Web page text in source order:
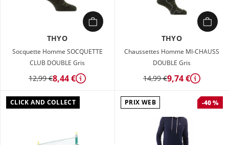
THYO
Socquette Homme SOCQUETTE
CLUB DOUBLE Gris
12,99 €8,44 € Détails
THYO
Chaussettes Homme MI-CHAUSS
DOUBLE Gris
14,99 €9,74 € Détails
CLICK AND COLLECT PRIX WEB -40 %